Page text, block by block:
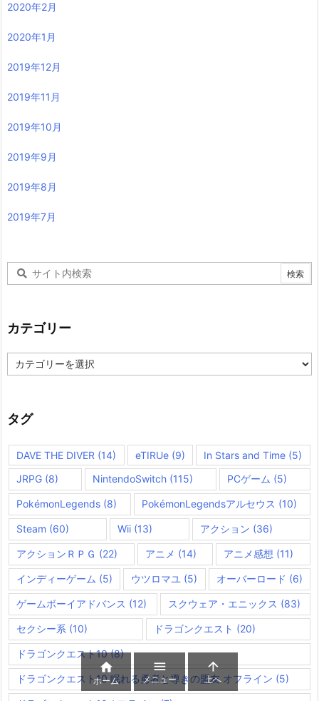
2020年2月
2020年1月
2019年12月
2019年11月
2019年10月
2019年9月
2019年8月
2019年7月
カテゴリー
テ
ー
タグ
DAVE THE DIVER (14) eTIRUe(9) In Stars and Time (5)
JRPG (8) NintendoSwitch (115) PCゲーム (5)
PokémonLegends (8) PokémonLegendsアルセウス (10)
Steam (60) Wii(13) アクション (36)
アクションＲＰＧ (22) アニメ (14) アニメ感想 (11)
インディーゲーム (5) ウツロマユ (5) オーバーロード (6)
ゲームボーイアドバンス (12) スクウェア・エニックス (83)
セクシー系 (10) ドラゴンクエスト (20)
ドラゴンクエスト10(8)
ドラゴンクエスト10 眠れる勇者と導きの盟友 オフライン (5)

ホーム

メニュー

上へ